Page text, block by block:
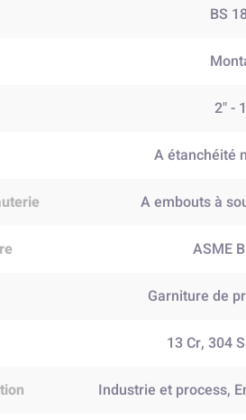
BS
2" -
A étanchéité
A embouts à
ASME
Garniture de
13 Cr, 304
Industrie et process,